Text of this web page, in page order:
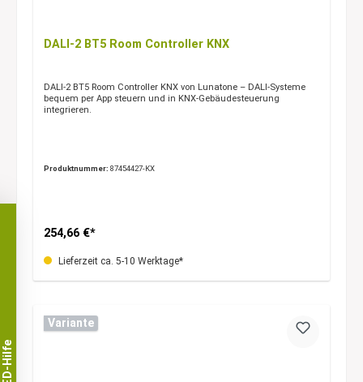
DALI-2 BT5 Room Controller KNX
DALI-2 BT5 Room Controller KNX von Lunatone – DALI-Systeme
bequem per App steuern und in KNX-Gebäudesteuerung
integrieren.
Produktnummer: 87454427-KX
254,66 €*
Lieferzeit ca. 5-10 Werktage*
Variante
LED-Hilfe